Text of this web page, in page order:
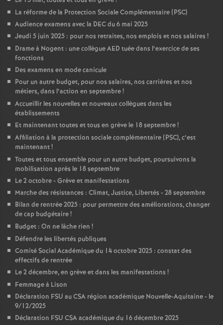
La réforme de la Protection Sociale Complémentaire (PSC)
Audience examens avec la DEC du 6 mai 2025
Jeudi 5 juin 2025 : pour nos retraites, nos emplois et nos salaires !
Drame à Nogent : une collègue AED tuée dans l’exercice de ses
fonctions
Des examens en mode canicule
Pour un autre budget, pour nos salaires, nos carrières et nos
métiers, dans l’action en septembre!
Accueillir les nouvelles et nouveaux collègues dans les
établissements
Et maintenant toutes et tous en grève le 18 septembre!
Affiliation à la protection sociale complémentaire (PSC), c’est
maintenant!
Toutes et tous ensemble pour un autre budget, poursuivons la
mobilisation après le 18 septembre
Le 2 octobre - Grève et manifestations
Marche des résistances : Climat, Justice, Libertés - 28 septembre
Bilan de rentrée 2025 : pour permettre des améliorations, changer
de cap budgétaire!
Budget : On ne lâche rien !
Défendre les libertés publiques
Comité Social Académique du 14 octobre 2025 : constat des
effectifs de rentrée
Le 2 décembre, en grève et dans les manifestations !
Femmage à Lison
Déclaration FSU au CSA région académique Nouvelle-Aquitaine - le
9/12/2025
Déclaration FSU CSA académique du 16 décembre 2025